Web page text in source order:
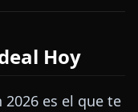
Hoy
es el que te